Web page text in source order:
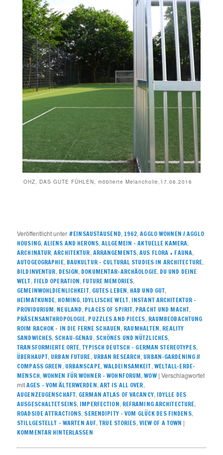
OHZ, DAS GUTE FÜHLEN, möblierte Melancholie,17.06.2016
Veröffentlicht unter #EINSAUSTAUSEND, 1962,AGGLO WOHNEN / AGGLO
HOUSING, ALIENS AND HERONS, ALLGEMEIN – AKTUELLE KAMERA,
ARCHINATUR,ARCHITEKTUR, ARRANGEMENTS,AUS FLORA + FAUNA,
AUTOGEOGRAPHIE, BAUKULTUR – CULTURAL STUDIES IN ARCHITECTURE,
BILDINVENTUR, DESIGN, DOKUMENTAR-ARCHÄOLOGIE, DU UND DEINE
WELT, FIELD OPERATION, FUTURE MEMORIES,
GEMEINWOHLDIENLICHKEIT, GUTES LEBEN, HAB UND GUT,
HEIMATKUNDE, HOMING, IDYLLISCHE WELT, INSTANT ARCHITEKTUR –
PROVIDURIUM, NEULAND, PLACES OF SPIRIT, PRACHT UND MACHT,
PRÄSENSANTHROPOLOGIE, PUZZLES AND PIECES, RAUMBEOBACHTUNG
ROIM RACHOK – IN DIE FERNE SCHAUEN, RAUMHALTEN, REALITY
SANDWICHES, SCHAU-GENAU, SCHÖNES UND NÜTZLICHES,
TRANSFORMIERTE ORTE,TYPISCH DEUTSCH – GERMAN STEREOTYPES,
ÜBERHAUPT, URBAN FUTURE, URBAN RESEARCH, URBAN-GARDENING //
COMPASS GREEN, URBANSCAPE, WALDEINSAMKEIT, WELTALL-ERDE-
MENSCH, WOHNEN FÜR WOHNER – WOHNFORUM,WOW | Verschlagwortet
mitAGES - VOM ÄLTERWERDEN, ART IS ALL OVER,
AUGENZEUGENSCHAFT, GERMAN ATLAS OF VACANCY, IDYLLE DES
AUSGESCHALTETSEINS, IMPERFECTION, REFRAMING ARCHITECTURE,
ROADSIDE ATTRACTIONS, SERENDIPITY – VOM GLÜCK DES FINDENS,
STILLGESTELLT – WARTEN AUF,TRUE STORIES, VIEW OF A TOWN |
KOMMENTAR HINTERLASSEN